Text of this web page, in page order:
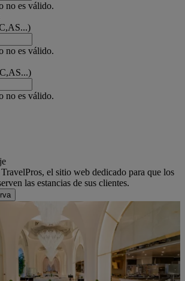
no es válido.
no es válido.
no es válido.
el sitio web dedicado para que los
las estancias de sus clientes.